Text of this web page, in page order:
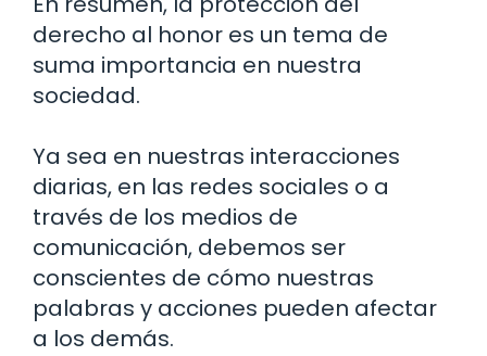
derecho al honor es un tema de
suma importancia en nuestra
sociedad.
Ya sea en nuestras interacciones
diarias, en las redes sociales o a
través de los medios de
comunicación, debemos ser
conscientes de cómo nuestras
palabras y acciones pueden afectar
a los demás.